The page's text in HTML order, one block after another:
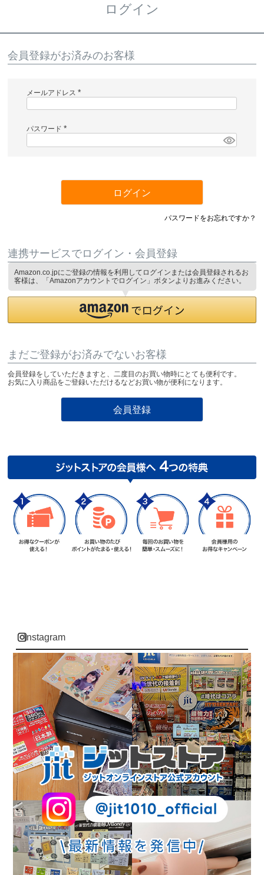
ログイン
会員登録がお済みのお客様
メールアドレス
必
パスワード
必
ログイン
パスワードをお忘れですか？
連携サービスでログイン・会員登録
Amazon.co.jpにご登録の情報を利用してログインまたは会員登録されるお
客様は、「Amazonアカウントでログイン」ボタンよりお進みください。
まだご登録がお済みでないお客様
会員登録をしていただきますと、二度目のお買い物時にとても便利です。
お気に入り商品をご登録いただけるなどお買い物が便利になります。
会員登録
instagram